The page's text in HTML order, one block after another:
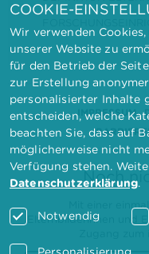
IMPRESSUM
Noch
Elternbilderinnen und
COOKIE-
Wir verwenden
unserer Website zu
für den Betrieb der
zur Erstellung
personalisierter Inhalte
entscheiden, welche
beachten Sie, dass auf
möglicherweise nicht
Verfügung stehen.
Datenschutzerklärung.
Notwendig